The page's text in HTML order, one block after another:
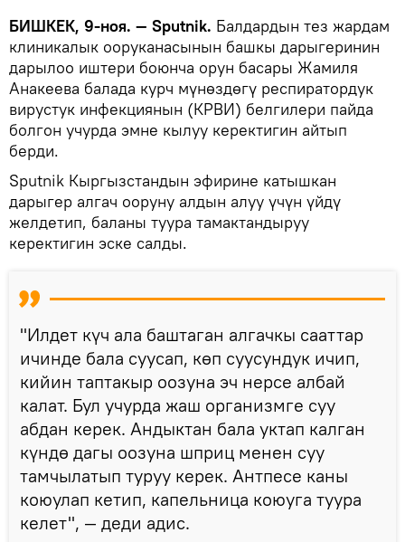
БИШКЕК, 9-ноя. — Sputnik. Балдардын тез жардам
клиникалык ооруканасынын башкы дарыгеринин
дарылоо иштери боюнча орун басары Жамиля
Анакеева балада курч мүнөздөгү респиратордук
вирустук инфекциянын (КРВИ) белгилери пайда
болгон учурда эмне кылуу керектигин айтып
берди.
Sputnik Кыргызстандын эфирине катышкан
дарыгер алгач ооруну алдын алуу үчүн үйдү
желдетип, баланы туура тамактандыруу
керектигин эске салды.
"Илдет күч ала баштаган алгачкы сааттар
ичинде бала суусап, көп суусундук ичип,
кийин таптакыр оозуна эч нерсе албай
калат. Бул учурда жаш организмге суу
абдан керек. Андыктан бала уктап калган
күндө дагы оозуна шприц менен суу
тамчылатып туруу керек. Антпесе каны
коюулап кетип, капельница коюуга туура
келет", — деди адис.